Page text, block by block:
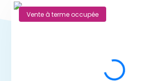
Vente à terme occupée